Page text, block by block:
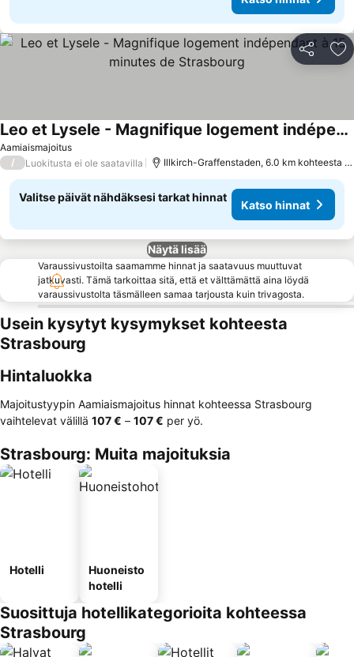
Jaa
Aamiaismajoitus
Leo et Lysele - Magnifique logement indépendant à 15 minutes de Strasbourg
/ Luokitusta ei ole saatavilla Illkirch-Graffenstaden, 6.0 km kohteesta Strasbourg
Valitse päivät nähdäksesi tarkat hinnat
Katso hinnat
Näytä lisää
Varaussivustoilta saamamme hinnat ja saatavuus muuttuvat
jatkuvasti. Tämä tarkoittaa sitä, että et välttämättä aina löydä
varaussivustolta täsmälleen samaa tarjousta kuin trivagosta.
Usein kysytyt kysymykset kohteesta
Strasbourg
Hintaluokka
Majoitustyypin Aamiaismajoitus hinnat kohteessa Strasbourg
vaihtelevat välillä ‎107 € – ‎107 € per yö.
Strasbourg: Muita majoituksia
Hotelli
Huoneisto
hotelli
Suosittuja hotellikategorioita kohteessa
Strasbourg